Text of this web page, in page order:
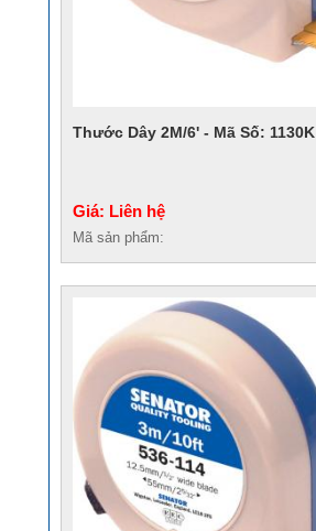
Thước Dây 2M/6' - Mã Số: 1130K
Giá: Liên hệ
Mã sản phẩm: